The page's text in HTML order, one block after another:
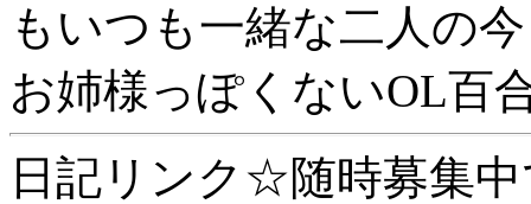
もいつも一緒な二人の
お姉様っぽくないOL百
日記リンク☆随時募集